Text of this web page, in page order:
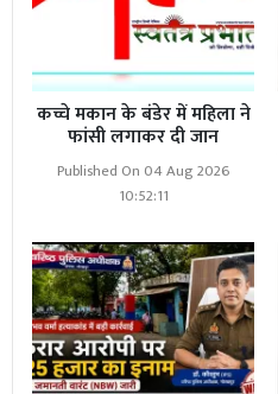
कच्चे मकान के बंडेर में महिला ने
फांसी लगाकर दी जान
Published On 04 Aug 2026
10:52:11